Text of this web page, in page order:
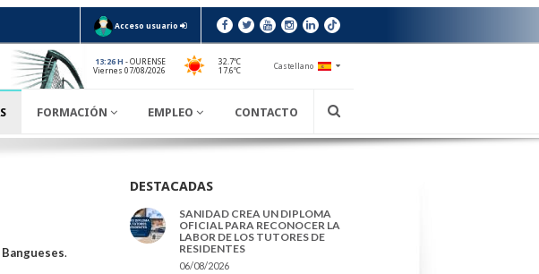
Acceso usuario
13:26 H - OURENSE
Viernes 07/08/2026
32.7ºC
17.6ºC
Castellano
FORMACIÓN EMPLEO CONTACTO
.
DESTACADAS
SANIDAD CREA UN DIPLOMA
OFICIAL PARA RECONOCER LA
LABOR DE LOS TUTORES DE
RESIDENTES
06/08/2026